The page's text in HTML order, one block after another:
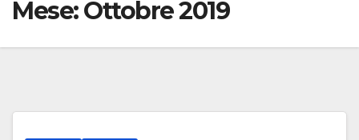
Mese:Ottobre 2019